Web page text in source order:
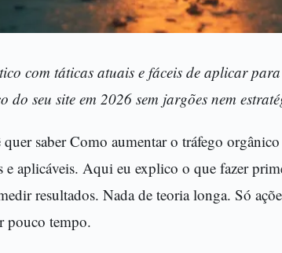
com táticas atuais e fáceis de aplicar
do seu site em 2026 sem jargões nem
quer saber Como aumentar o tráfego
e aplicáveis. Aqui eu explico o que fazer
resultados. Nada de teoria longa. Só
pouco tempo.